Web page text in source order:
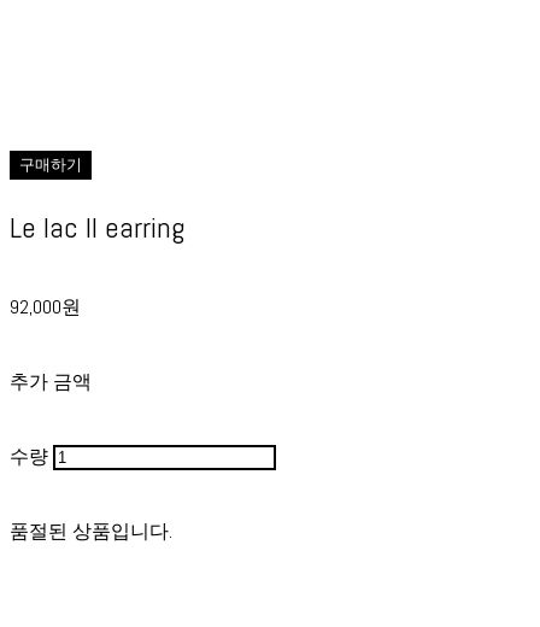
구매하기
Le lac II earring
92,000원
추가 금액
수량
품절된 상품입니다.